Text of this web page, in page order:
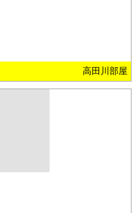
高田川部屋